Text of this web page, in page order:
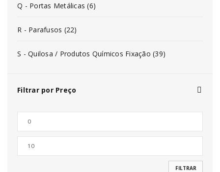
Q - Portas Metálicas (6)
R - Parafusos (22)
S - Quilosa / Produtos Químicos Fixação (39)
Filtrar por Preço
FILTRAR